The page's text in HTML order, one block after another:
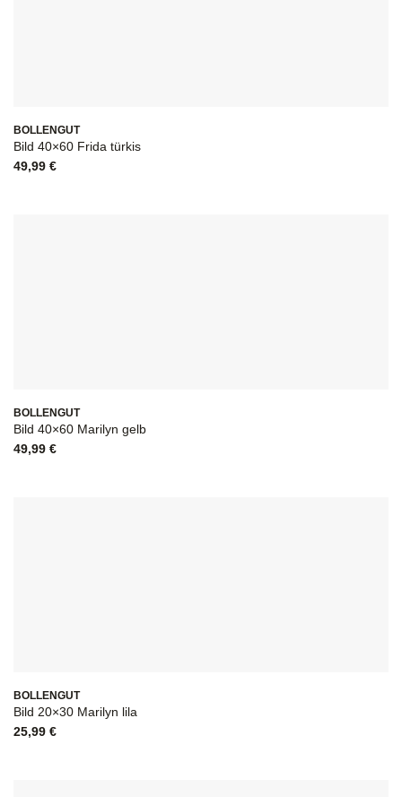
BOLLENGUT
Bild 40×60 Frida türkis
49,99 €
BOLLENGUT
Bild 40×60 Marilyn gelb
49,99 €
BOLLENGUT
Bild 20×30 Marilyn lila
25,99 €